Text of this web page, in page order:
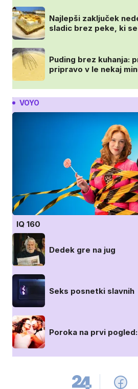
Najlepši zaključek
sladic brez peke, ki
Puding brez kuhanja:
pripravo v le nekaj
VOYO
IQ 160
Dedek gre na jug
Seks posnetki slavnih
Poroka na prvi